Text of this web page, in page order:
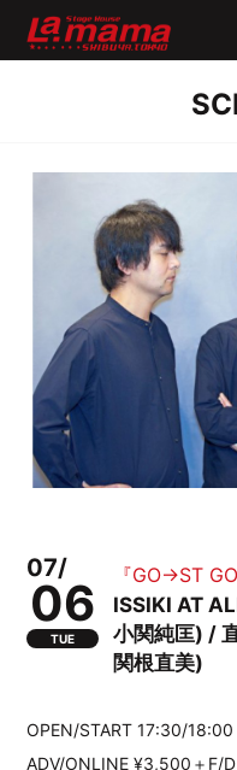
07/
06
TUE
『GO→ST
ISSIKI AT
小関純匡) /
関根直美)
OPEN/START 17:30/18:00
ADV/ONLINE ¥3,500＋F/